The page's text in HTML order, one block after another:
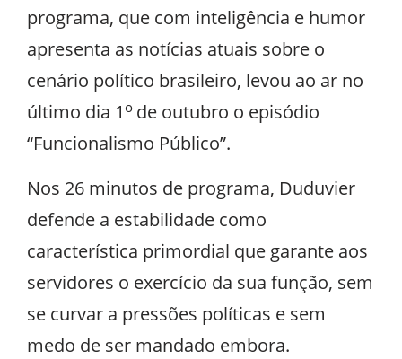
programa, que com inteligência e humor
apresenta as notícias atuais sobre o
cenário político brasileiro, levou ao ar no
último dia 1 o de outubro o episódio
“Funcionalismo Público”.
Nos 26 minutos de programa, Duduvier
defende a estabilidade como
característica primordial que garante aos
servidores o exercício da sua função, sem
se curvar a pressões políticas e sem
medo de ser mandado embora.